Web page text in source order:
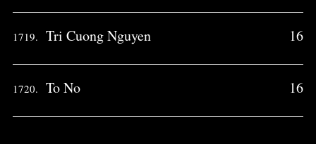
1719. Tri Cuong Nguyen 16
1720. To No 16